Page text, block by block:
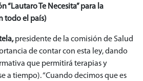
“Lautaro Te Necesita” para la
todo el país)
presidente de la comisión de Salud
de contar con esta ley, dando
que permitirá terapias y
a tiempo). “Cuando decimos que es